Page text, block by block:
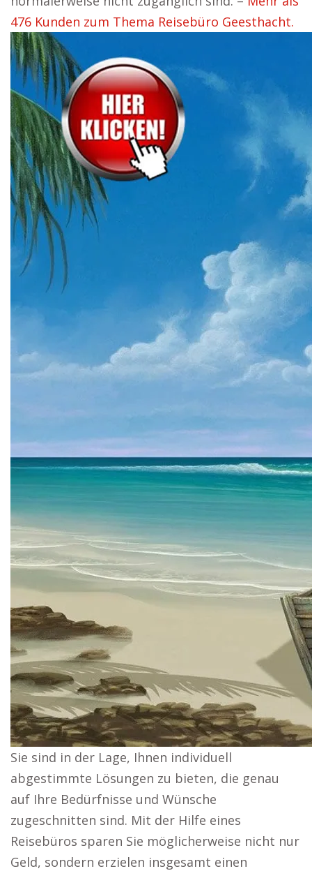
476 Kunden zum Thema Reisebüro Geesthacht.
Sie sind in der Lage, Ihnen individuell
abgestimmte Lösungen zu bieten, die genau
auf Ihre Bedürfnisse und Wünsche
zugeschnitten sind. Mit der Hilfe eines
Reisebüros sparen Sie möglicherweise nicht nur
Geld, sondern erzielen insgesamt einen